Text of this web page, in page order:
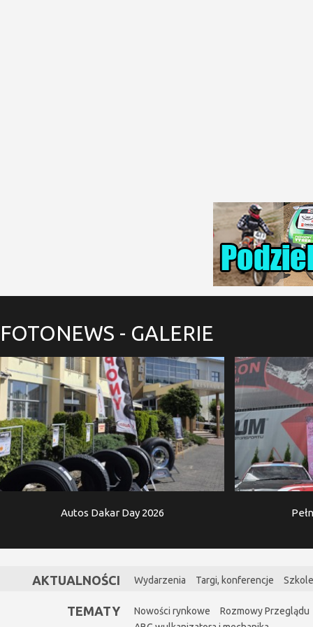
FOTONEWS - GALERIE
Autos Dakar Day 2026
AKTUALNOŚCI Wydarzenia Targi, konferencje
TEMATY Nowości rynkowe
Rozmowy Przeglądu